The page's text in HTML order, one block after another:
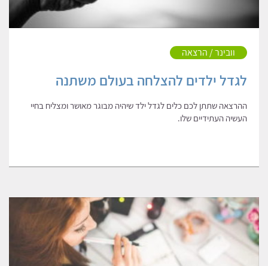
וובינר / הרצאה
לגדל ילדים להצלחה בעולם משתנה
ההרצאה שתתן לכם כלים לגדל ילד שיהיה מבוגר מאושר ומצליח בחיי
העשיה העתידיים שלו.